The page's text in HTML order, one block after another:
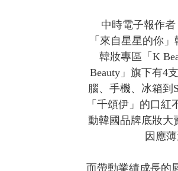
中時電子報作
「來自星星的你
韓妝專區「K
Beauty」旗下有4
腦、手機、冰箱到
「千頌伊」的口
動韓國品牌底妝大
因應
而帶動業績成長的